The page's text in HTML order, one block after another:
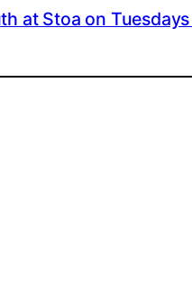
at Stoa on Tuesdays